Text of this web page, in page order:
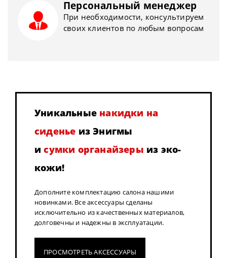
Персональный менеджер
При необходимости, консультируем
своих клиентов по любым вопросам
Уникальные накидки на
сиденье из Энигмы
исумки органайзеры из эко-
кожи!
Дополните комплектацию салона нашими
новинками. Все аксессуары сделаны
исключительно из качественных материалов,
долговечны и надежны в эксплуатации.
ПРОСМОТРЕТЬ АКСЕССУАРЫ